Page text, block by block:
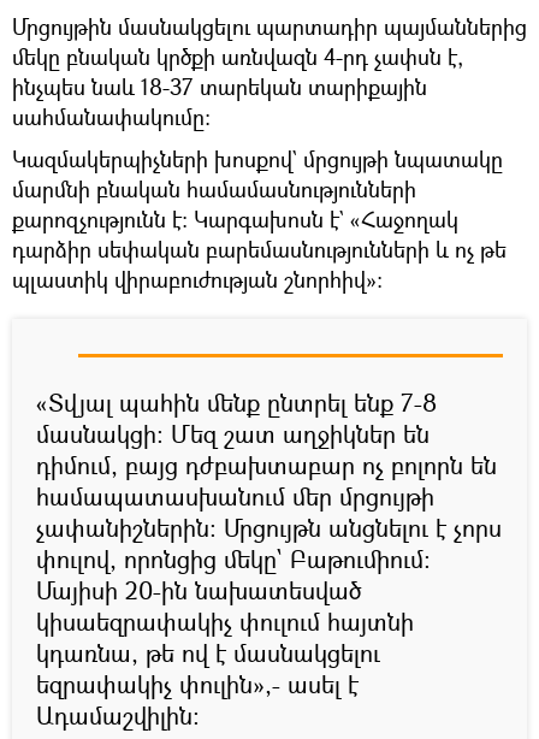
Մրցույթին մասնակցելու պարտադիր պայմաններից
մեկը բնական կրծքի առնվազն 4-րդ չափսն է,
ինչպես նաև 18-37 տարեկան տարիքային
սահմանափակումը։
Կազմակերպիչների խոսքով` մրցույթի նպատակը
մարմնի բնական համամասնությունների
քարոզչությունն է։ Կարգախոսն է` «Հաջողակ
դարձիր սեփական բարեմասնությունների և ոչ թե
պլաստիկ վիրաբուժության շնորհիվ»։
«Տվյալ պահին մենք ընտրել ենք 7-8
մասնակցի։ Մեզ շատ աղջիկներ են
դիմում, բայց դժբախտաբար ոչ բոլորն են
համապատասխանում մեր մրցույթի
չափանիշներին։ Մրցույթն անցնելու է չորս
փուլով, որոնցից մեկը` Բաթումիում։
Մայիսի 20-ին նախատեսված
կիսաեզրափակիչ փուլում հայտնի
կդառնա, թե ով է մասնակցելու
եզրափակիչ փուլին»,- ասել է
Ադամաշվիլին։